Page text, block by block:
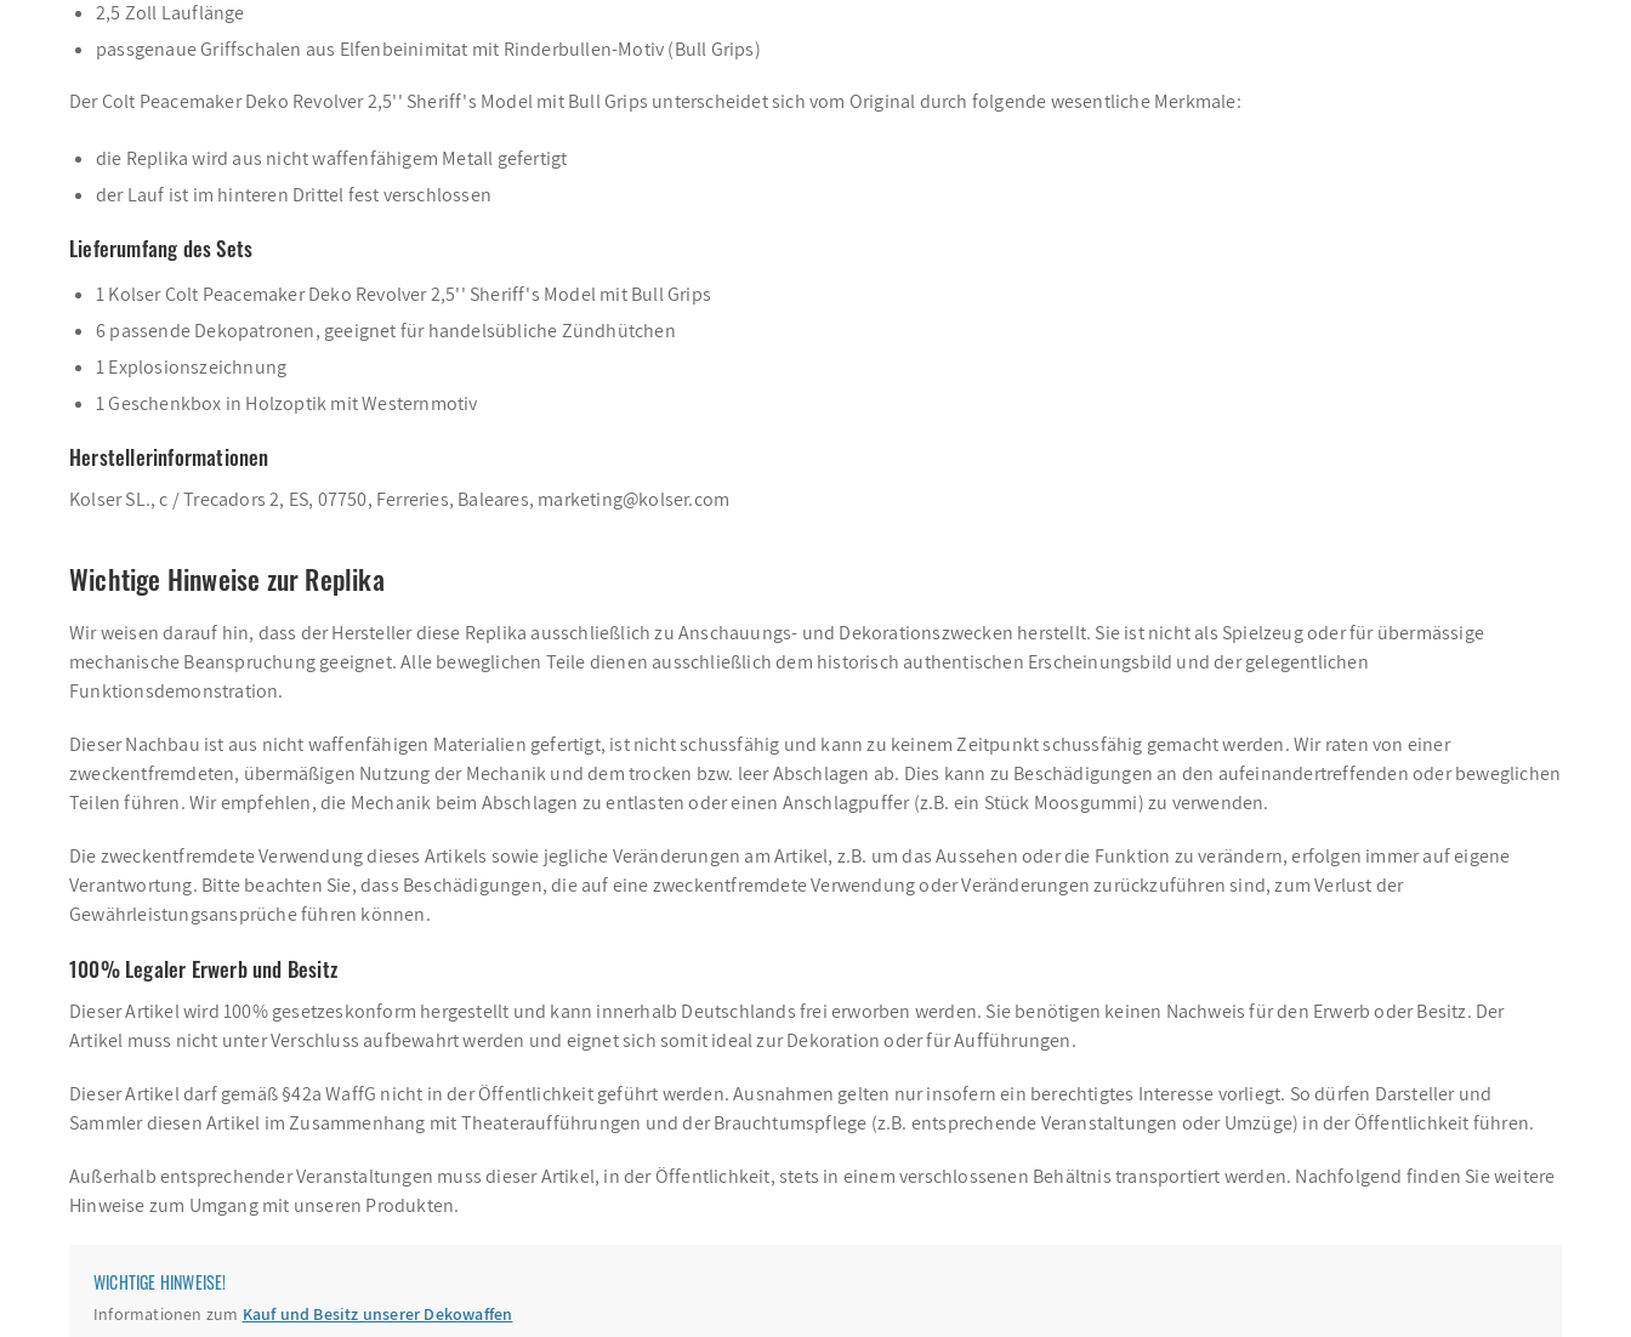
2,5 Zoll Lauflänge
passgenaue Griffschalen aus Elfenbeinimitat mit Rinderbullen-Motiv (Bull Grips)
Der Colt Peacemaker Deko Revolver 2,5'' Sheriff's Model mit Bull Grips unterscheidet sich vom Original durch folgende wesentliche Merkmale:
die Replika wird aus nicht waffenfähigem Metall gefertigt
der Lauf ist im hinteren Drittel fest verschlossen
Lieferumfang des Sets
1 Kolser Colt Peacemaker Deko Revolver 2,5'' Sheriff's Model mit Bull Grips
6 passende Dekopatronen, geeignet für handelsübliche Zündhütchen
1 Explosionszeichnung
1 Geschenkbox in Holzoptik mit Westernmotiv
Herstellerinformationen
Kolser SL., c / Trecadors 2, ES, 07750, Ferreries, Baleares, marketing@kolser.com
Wichtige Hinweise zur Replika
Wir weisen darauf hin, dass der Hersteller diese Replika ausschließlich zu Anschauungs- und Dekorationszwecken herstellt. Sie ist nicht als Spielzeug oder für übermässige
mechanische Beanspruchung geeignet. Alle beweglichen Teile dienen ausschließlich dem historisch authentischen Erscheinungsbild und der gelegentlichen
Funktionsdemonstration.
Dieser Nachbau ist aus nicht waffenfähigen Materialien gefertigt, ist nicht schussfähig und kann zu keinem Zeitpunkt schussfähig gemacht werden. Wir raten von einer
zweckentfremdeten, übermäßigen Nutzung der Mechanik und dem trocken bzw. leer Abschlagen ab. Dies kann zu Beschädigungen an den aufeinandertreffenden oder beweglichen
Teilen führen. Wir empfehlen, die Mechanik beim Abschlagen zu entlasten oder einen Anschlagpuffer (z.B. ein Stück Moosgummi) zu verwenden.
Die zweckentfremdete Verwendung dieses Artikels sowie jegliche Veränderungen am Artikel, z.B. um das Aussehen oder die Funktion zu verändern, erfolgen immer auf eigene
Verantwortung. Bitte beachten Sie, dass Beschädigungen, die auf eine zweckentfremdete Verwendung oder Veränderungen zurückzuführen sind, zum Verlust der
Gewährleistungsansprüche führen können.
100% Legaler Erwerb und Besitz
Dieser Artikel wird 100% gesetzeskonform hergestellt und kann innerhalb Deutschlands frei erworben werden. Sie benötigen keinen Nachweis für den Erwerb oder Besitz. Der
Artikel muss nicht unter Verschluss aufbewahrt werden und eignet sich somit ideal zur Dekoration oder für Aufführungen.
Dieser Artikel darf gemäß §42a WaffG nicht in der Öffentlichkeit geführt werden. Ausnahmen gelten nur insofern ein berechtigtes Interesse vorliegt. So dürfen Darsteller und
Sammler diesen Artikel im Zusammenhang mit Theateraufführungen und der Brauchtumspflege (z.B. entsprechende Veranstaltungen oder Umzüge) in der Öffentlichkeit führen.
Außerhalb entsprechender Veranstaltungen muss dieser Artikel, in der Öffentlichkeit, stets in einem verschlossenen Behältnis transportiert werden. Nachfolgend finden Sie weitere
Hinweise zum Umgang mit unseren Produkten.
WICHTIGE HINWEISE!
Informationen zum Kauf und Besitz unserer Dekowaffen